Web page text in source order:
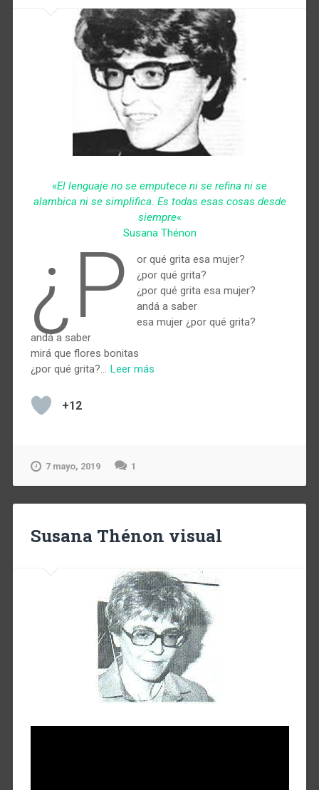
«El lenguaje no se emputece ni se refina ni se
alambica ni se simplifica. Es todas esas cosas desde
siempre«
Susana Thénon
¿p
or qué grita esa mujer?
¿por qué grita?
¿por qué grita esa mujer?
andá a saber
esa mujer ¿por qué grita?
andá a saber
mirá que flores bonitas
¿por qué grita?… Leer más
+12
7 mayo, 2019 1
Susana Thénon visual